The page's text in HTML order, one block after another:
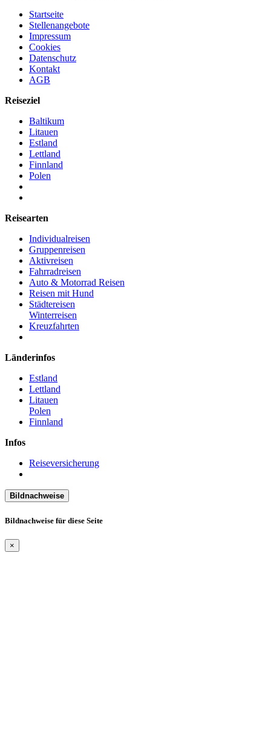
Startseite
Stellenangebote
Impressum
Cookies
Datenschutz
Kontakt
AGB
Reiseziel
Baltikum
Litauen
Estland
Lettland
Finnland
Polen
Reisearten
Individualreisen
Gruppenreisen
Aktivreisen
Fahrradreisen
Auto & Motorrad Reisen
Reisen mit Hund
Städtereisen
Winterreisen
Kreuzfahrten
Länderinfos
Estland
Lettland
Litauen
Polen
Finnland
Infos
Reiseversicherung
Bildnachweise
Bildnachweise für diese Seite
×